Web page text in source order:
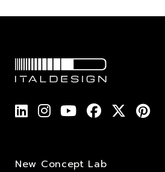
New Concept Lab